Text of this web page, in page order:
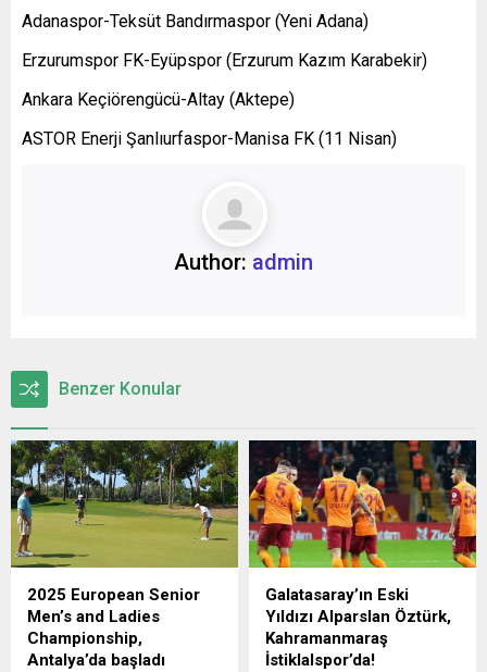
Adanaspor-Teksüt Bandırmaspor (Yeni Adana)
Erzurumspor FK-Eyüpspor (Erzurum Kazım Karabekir)
Ankara Keçiörengücü-Altay (Aktepe)
ASTOR Enerji Şanlıurfaspor-Manisa FK (11 Nisan)
Author: admin
Benzer Konular
2025 European Senior
Men’s and Ladies
Championship,
Antalya’da başladı
Galatasaray’ın Eski
Yıldızı Alparslan Öztürk,
Kahramanmaraş
İstiklalspor’da!